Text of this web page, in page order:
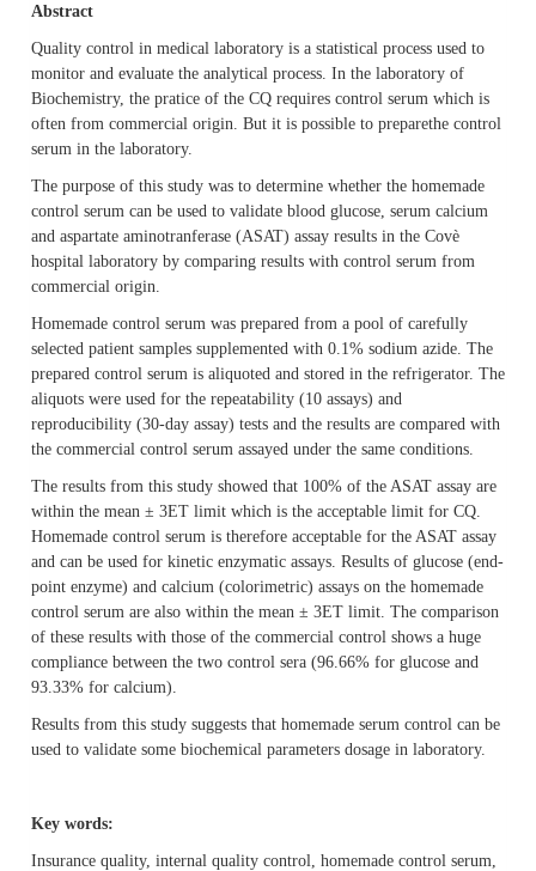
Abstract
Quality control in medical laboratory is a statistical process used to
monitor and evaluate the analytical process. In the laboratory of
Biochemistry, the pratice of the CQ requires control serum which is
often from commercial origin. But it is possible to preparethe control
serum in the laboratory.
The purpose of this study was to determine whether the homemade
control serum can be used to validate blood glucose, serum calcium
and aspartate aminotranferase (ASAT) assay results in the Covè
hospital laboratory by comparing results with control serum from
commercial origin.
Homemade control serum was prepared from a pool of carefully
selected patient samples supplemented with 0.1% sodium azide. The
prepared control serum is aliquoted and stored in the refrigerator. The
aliquots were used for the repeatability (10 assays) and
reproducibility (30-day assay) tests and the results are compared with
the commercial control serum assayed under the same conditions.
The results from this study showed that 100% of the ASAT assay are
within the mean ± 3ET limit which is the acceptable limit for CQ.
Homemade control serum is therefore acceptable for the ASAT assay
and can be used for kinetic enzymatic assays. Results of glucose (end-
point enzyme) and calcium (colorimetric) assays on the homemade
control serum are also within the mean ± 3ET limit. The comparison
of these results with those of the commercial control shows a huge
compliance between the two control sera (96.66% for glucose and
93.33% for calcium).
Results from this study suggests that homemade serum control can be
used to validate some biochemical parameters dosage in laboratory.
Key words:
Insurance quality, internal quality control, homemade control serum,